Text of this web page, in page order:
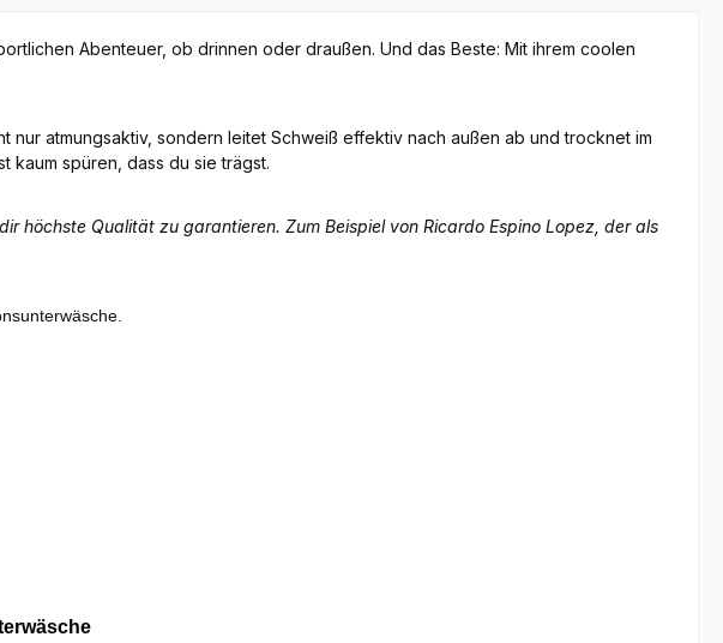
Abenteuer, ob drinnen oder draußen. Und das Beste: Mit ihrem coolen
atmungsaktiv, sondern leitet Schweiß effektiv nach außen ab und trocknet im
kaum spüren, dass du sie trägst.
höchste Qualität zu garantieren. Zum Beispiel von Ricardo Espino Lopez, der als